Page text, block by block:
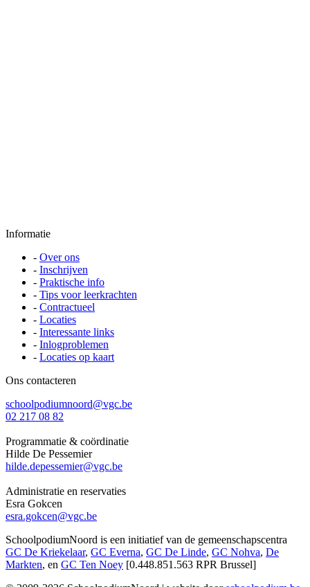
Informatie
- Over ons
- Inschrijven
- Praktische info
- Tips voor leerkrachten
- Contractueel
- Locaties
- Interessante links
- Inlogproblemen
- Locaties op kaart
Ons contacteren
schoolpodiumnoord@vgc.be
02 217 08 82
Programmatie & coördinatie
Hilde De Pessemier
hilde.depessemier@vgc.be
Administratie en reservaties
Esra Gokcen
esra.gokcen@vgc.be
SchoolpodiumNoord is een initiatief van de gemeenschapscentra
GC De Kriekelaar, GC Everna, GC De Linde, GC Nohva, De
Markten, en GC Ten Noey [0.448.851.563 RPR Brussel]